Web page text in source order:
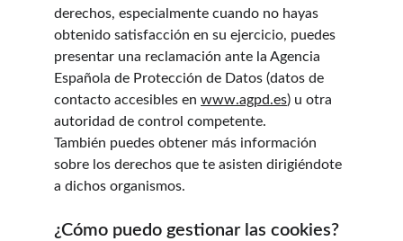
derechos, especialmente cuando no hayas
obtenido satisfacción en su ejercicio, puedes
presentar una reclamación ante la Agencia
Española de Protección de Datos (datos de
contacto accesibles en www.agpd.es) u otra
autoridad de control competente.
También puedes obtener más información
sobre los derechos que te asisten dirigiéndote
a dichos organismos.
¿Cómo puedo gestionar las cookies?